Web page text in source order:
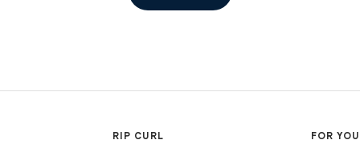
FOR YOU
RIP CURL